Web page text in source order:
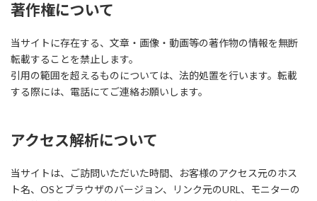
著作権について
当サイトに存在する、文章・画像・動画等の著作物の情報を無断
転載することを禁止します。
引用の範囲を超えるものについては、法的処置を行います。転載
する際には、電話にてご連絡お願いします。
アクセス解析について
当サイトは、ご訪問いただいた時間、お客様のアクセス元のホス
ト名、OSとブラウザのバージョン、リンク元のURL、モニターの